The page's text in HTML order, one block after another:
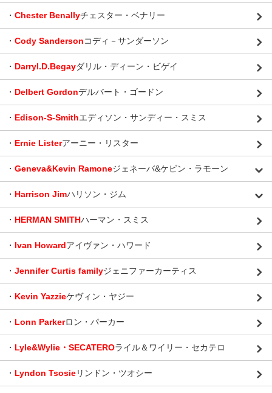
・ Chester Benallyチェスター・ベナリー
・ Cody Sandersonコディ－サンダーソン
・ Darryl.D.Begayダリル・ディーン・ビゲイ
・ Delbert Gordonデルバート・ゴードン
・ Edison-S-Smithエディソン・サンディー・スミス
・ Ernie Listerアーニー・リスター
・ Geneva&Kevin Ramoneジェネーバ&ケビン・ラモーン
・ Harrison Jimハリソン・ジム
・ HERMAN SMITHハーマン・スミス
・ Ivan Howardアイヴァン・ハワード
・ Jennifer Curtis familyジェニファーカーティス
・ Kevin Yazzieケヴィン・ヤジー
・ Lonn Parkerロン・パーカー
・ Lyle&Wylie・SECATEROライル＆ワイリー・セカテロ
・ Lyndon Tsosieリンドン・ツオシー